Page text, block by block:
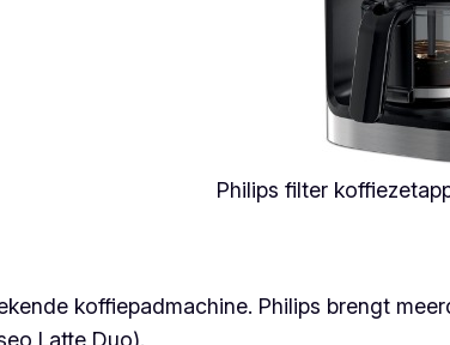
Philips filter
koffiepadmachine. Philips brengt
Latte Duo).